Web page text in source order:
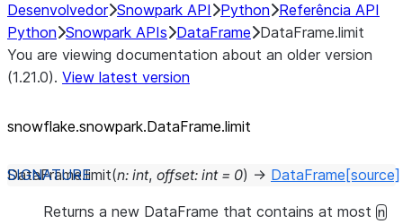
Desenvolvedor Snowpark API Python Referência API
Python Snowpark APIs DataFrame DataFrame.limit
You are viewing documentation about an older version
(1.21.0). View latest version
snowflake.snowpark.DataFrame.limit
DataFrame.limit(n: int, offset: int = 0) → DataFrame [source]
Returns a new DataFrame that contains at most n